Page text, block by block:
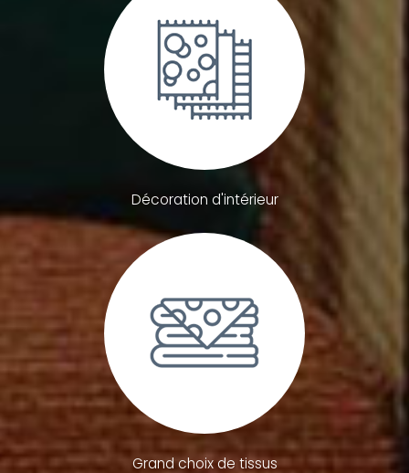
Décoration d'intérieur
Grand choix de tissus